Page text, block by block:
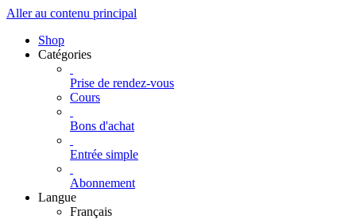
Aller au contenu principal
Shop
Catégories
Prise de rendez-vous
Cours
Bons d'achat
Entrée simple
Abonnement
Langue
Français